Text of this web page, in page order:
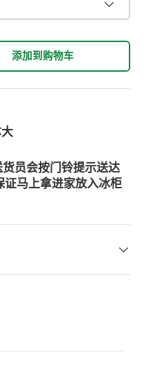
添加到购物车
员会按门铃提示送达
马上拿进家放入冰柜